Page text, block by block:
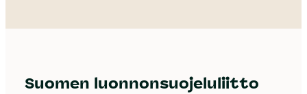
Suomen luonnonsuojeluliitto